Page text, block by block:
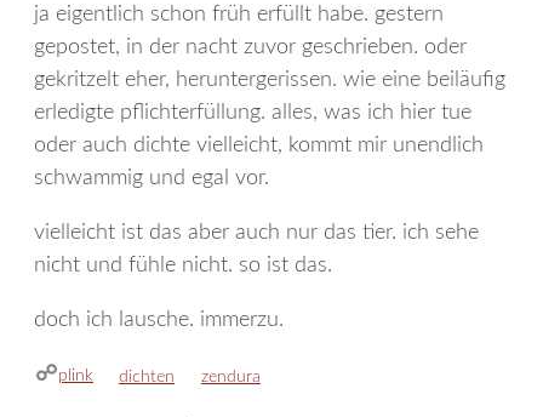
ja eigentlich schon früh erfüllt habe. gestern
gepostet, in der nacht zuvor geschrieben. oder
gekritzelt eher, heruntergerissen. wie eine beiläufig
erledigte pflichterfüllung. alles, was ich hier tue
oder auch dichte vielleicht, kommt mir unendlich
schwammig und egal vor.
vielleicht ist das aber auch nur das tier. ich sehe
nicht und fühle nicht. so ist das.
doch ich lausche. immerzu.
plink kategorien
dichten schlagwörter
zendura